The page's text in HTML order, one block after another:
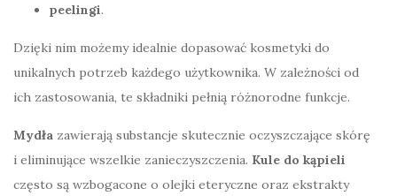
peelingi.
Dzięki nim możemy idealnie dopasować kosmetyki do
unikalnych potrzeb każdego użytkownika. W zależności od
ich zastosowania, te składniki pełnią różnorodne funkcje.
Mydła zawierają substancje skutecznie oczyszczające skórę
i eliminujące wszelkie zanieczyszczenia. Kule do kąpieli
często są wzbogacone o olejki eteryczne oraz ekstrakty